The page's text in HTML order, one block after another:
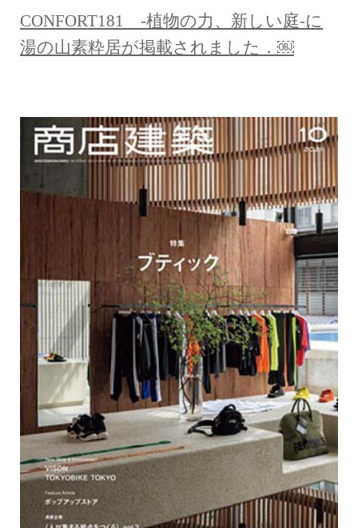
CONFORT181 -植物の力、新しい庭-に
湯の山素粋居が掲載されました．￼